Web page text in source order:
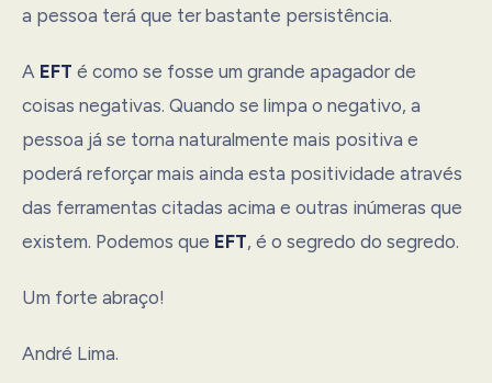
a pessoa terá que ter bastante persistência.
A EFT é como se fosse um grande apagador de
coisas negativas. Quando se limpa o negativo, a
pessoa já se torna naturalmente mais positiva e
poderá reforçar mais ainda esta positividade através
das ferramentas citadas acima e outras inúmeras que
existem. Podemos que EFT, é o segredo do segredo.
Um forte abraço!
André Lima.